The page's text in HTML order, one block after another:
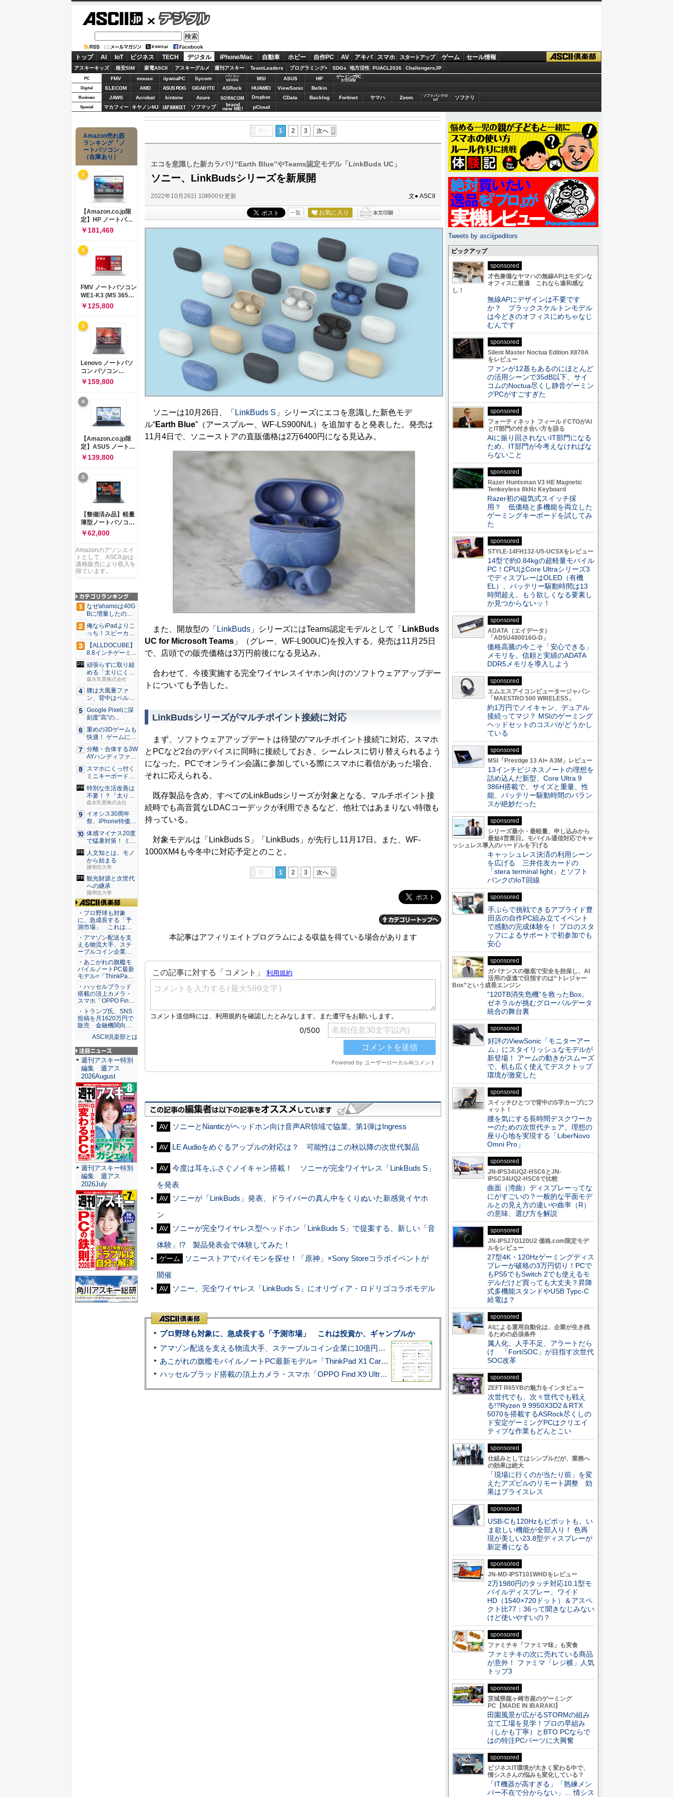
デジタル
トップ AI IoT ビジネス TECH デジタル iPhone/Mac 自動車 ホビー 自作PC AV アキバ スマホ スタートアップ ゲーム セール情報
アスキーキッズ 格安SIM 家電ASCII アスキーグルメ 週刊アスキー TeamLeaders プログラミング+ SDGs 地方活性 PUACL2026 ChallengersJP
PC FMV mouse iiyamaPC Sycom
パソコン
SEVEN
MSI ASUS HP ゲーミングPC
STORM
Digital ELECOM AMD ASUS ROG GIGABYTE ASRock HUAWEI ViewSonic Belkin
Business JAWS Acrobat kintone Azure SORACOM Dropbox CData Backlog Fortinet ヤマハ Zoom
ソフトバンクの
IoT
ソフクリ
Special マカフィー キヤノンMJ JAPANNEXT ソフマップ brand
new ME! pCloud
前へ 1 2 3 次へ
エコを意識した新カラバリ“Earth Blue”やTeams認定モデル「LinkBuds UC」
ソニー、LinkBudsシリーズを新展開
2022年10月26日 10時00分更新 文● ASCII
一覧 お気に入り
ソニーは10月26日、「 LinkBuds S 」シリーズにエコを意識した新色モデ
ル“Earth Blue”（アースブルー、WF-LS900N/L）を追加すると発表した。発売は
11月4日で、ソニーストアの直販価格は2万6400円になる見込み。
また、開放型の「 LinkBuds 」シリーズにはTeams認定モデルとして「 LinkBuds
UC for Microsoft Teams 」（グレー、WF-L900UC)を投入する。発売は11月25日
で、店頭での販売価格は3万円前後になる見込み。
合わせて、今後実施する完全ワイヤレスイヤホン向けのソフトウェアアップデー
トについても予告した。
LinkBudsシリーズがマルチポイント接続に対応
まず、ソフトウェアアップデートは待望の“マルチポイント接続”に対応。スマホ
とPCなど2台のデバイスに同時に接続しておき、シームレスに切り替えられるよう
になった。PCでオンライン会議に参加している際にスマホに着信があった場合、
それに応えられる。
既存製品を含め、すべてのLinkBudsシリーズが対象となる。マルチポイント接
続時でも高音質なLDACコーデックが利用できるなど、他社ではあまりない特徴も
持っている。
対象モデルは「LinkBuds S」「LinkBuds」が先行し11月17日。また、WF-
1000XM4も今冬中に対応予定とのこと。
前へ 1 2 3 次へ
本記事はアフィリエイトプログラムによる収益を得ている場合があります
AV ソニーとNianticがヘッドホン向け音声AR領域で協業。第1弾はIngress
AV LE Audioをめぐるアップルの対応は？ 可能性はこの秋以降の次世代製品
AV 今度は耳をふさぐノイキャン搭載！ ソニーが完全ワイヤレス「LinkBuds S」
を発表
AV
ソニーが「LinkBuds」発表、ドライバーの真ん中をくりぬいた新感覚イヤホ
ン
AV
ソニーが完全ワイヤレス型ヘッドホン「LinkBuds S」で提案する、新しい「音
体験」!? 製品発表会で体験してみた！
ゲーム
ソニーストアでパイモンを探せ！「原神」×Sony Storeコラボイベントが
開催
AV ソニー、完全ワイヤレス「LinkBuds S」にオリヴィア・ロドリゴコラボモデル
プロ野球も対象に、急成長する「予測市場」 これは投資か、ギャンブルか
アマゾン配送を支える物流大手、ステーブルコイン企業に10億円投資のワケ
あこがれの旗艦モバイルノートPC最新モデル=「ThinkPad X1 Carbon Gen 14 Aura Edition」実機レビュー
ハッセルブラッド搭載の頂上カメラ・スマホ「OPPO Find X9 Ultra」実写レビュー=プロが本気で徹底撮影しました!!
Amazon売れ筋
ランキング「ノ
ートパソコン」
（在庫あり）
1
【Amazon.co.jp限
定】HP ノートパソ
コン 15-fd 15.6イン
チ インテル Core 5
120U メモリ16GB
SSD512GB
Windows 11
Microsoft Office
2024搭載 WPS
Office搭載 カメラシ
ャッター 指紋認証 薄
型 Copilotキー搭載
ナチュラルシルバー
￥181,469
2
FMV ノートパソコン
WE1-K3 (MS 365
Personal/Copilotキ
ー搭載/Win 11/15.6
型/Core
i5/16GB/SSD
512GB/ホワイト)
FMVWK3E15W_AZ
￥125,800
3
Lenovo ノートパソ
コン パソコン
IdeaPad Slim 3 14.0
インチ AMD
Ryzen™ 5 8640HS
メモリ16GB
SSD512GB
Microsoft 365 試用
版 Windows11 バッ
テリー駆動12.6時間
重量1.39kg ルナグレ
ー 83K9003JJP ノー
トPC
￥159,800
4
【Amazon.co.jp限
定】ASUS ノートパ
ソコン Vivobook 15
M1502NAQ 15.6イ
ンチ AMD Ryzen 7
170 メモリ16GB
SSD 512GB
Microsoft 365
Personal (24か月版)
搭載 Windows 11 重
量1.7kg Wi-Fi 6E ク
ワイエットブルー
M1502NAQ-
￥139,800
5
【整備済み品】軽量
薄型ノートパソコン
dynabook G83 ■
13.3型
FHD(1920x1080) -
高性能第11世代Core
i5-1135G7 - メモリ
16GB - SSD 256GB
USB Type-C - MS
Office 2021 - Win11
搭載
￥62,800
Amazonのアソシエイ
トとして、ASCII.jpは
適格販売により収入を
得ています。
なぜahamoは40G
Bに増量したの
か ...
俺ならiPadよりこ
っち！スピーカー
9個...
【ALLDOCUBE】
8.8インチゲーミ...
頑張らずに取り組
める「太りにくい
カラダづ...
森永乳業株式会社
腰は大風量ファ
ン、背中はペルチ
ェ冷却。ダ...
Google Pixelに深
刻度"高"の...
重めの3Dゲームも
快適！ ゲームに強
いH...
分離・合体する3W
AYハンディファ
ン。置...
スマホにくっ付く
ミニキーボード！
触ってわ...
特別な生活改善は
不要！？「太りに
くいカラ...
森永乳業株式会社
イオシス30周年
祭、iPhone特価品
を...
体感マイナス20度
で猛暑対策！ ミズ
ノの...
人文知とは、モノ
から始まる
國學院大學
観光財源と次世代
への継承
國學院大學
ASCII倶楽部
・プロ野球も対象
に、急成長する「予
測市場」 これは…
・アマゾン配送を支
える物流大手、ステ
ーブルコイン企業…
・あこがれの旗艦モ
バイルノートPC最新
モデル=「ThinkPa…
・ハッセルブラッド
搭載の頂上カメラ・
スマホ「OPPO Fin…
・トランプ氏、SNS
投稿を月1620万円で
販売 金融機関向…
ASCII倶楽部とは
注目ニュース
週刊アスキー特別
編集 週アス
2026August
週刊アスキー特別
編集 週アス
2026July
Tweets by asciijpeditors
ピックアップ
sponsored
才色兼備なヤマハの無線APはモダンな
オフィスに最適 これなら違和感な
し！
無線APにデザインは不要です
か？ ブラックスケルトンモデル
は今どきのオフィスにめちゃなじ
むんです
sponsored
Silent Master Noctua Edition X870A
をレビュー
ファンが12基もあるのにほとんど
の活用シーンで35dB以下、サイ
コムのNoctua尽くし静音ゲーミン
グPCがすごすぎた
sponsored
フォーティネット フィールドCTOがAI
とIT部門の付き合い方を語る
AIに振り回されないIT部門になる
ため、IT部門が今考えなければな
らないこと
sponsored
Razer Huntsman V3 HE Magnetic
Tenkeyless 8kHz Keyboard
Razer初の磁気式スイッチ採
用？ 低価格と多機能を両立した
ゲーミングキーボードを試してみ
た
sponsored
STYLE-14FH132-U5-UCSXをレビュー
14型で約0.84kgの超軽量モバイル
PC！CPUはCore Ultraシリーズ3
でディスプレーはOLED（有機
EL）、バッテリー駆動時間は13
時間超え。もう欲しくなる要素し
か見つからないッ！
sponsored
ADATA（エイデータ）
「AD5U480016G-D」
価格高騰の今こそ「安心できる」
メモリを。信頼と実績のADATA
DDR5メモリを導入しよう
sponsored
エムエスアイコンピュータージャパン
「MAESTRO 500 WIRELESS」
約1万円でノイキャン、デュアル
接続ってマジ？ MSIのゲーミング
ヘッドセットのコスパがどうかし
ている
sponsored
MSI「Prestige 13 AI+ A3M」レビュー
13インチビジネスノートの理想を
詰め込んだ新型、Core Ultra 9
386H搭載で、サイズと重量、性
能、バッテリー駆動時間のバラン
スが絶妙だった
sponsored
シリーズ最小・最軽量、申し込みから
最短4営業日。モバイル通信対応でキャ
ッシュレス導入のハードルを下げる
キャッシュレス決済の利用シーン
を広げる 三井住友カードの
「stera terminal light」とソフト
バンクのIoT回線
sponsored
手ぶらで挑戦できるアプライド豊
田店の自作PC組み立てイベント
で感動の完成体験を！ プロのスタ
ッフによるサポートで初参加でも
安心
sponsored
ガバナンスの徹底で安全を担保し、AI
活用の促進で目指すのは“トレジャー
Box”という成長エンジン
“120TB消失危機”を救ったBox。
ゼネラルが挑むグローバルデータ
統合の舞台裏
sponsored
好評のViewSonic「モニターアー
ム」にスタイリッシュなモデルが
新登場！ アームの動きがスムーズ
で、机も広く使えてデスクトップ
環境が激変した
sponsored
スイッチひとつで背中のS字カーブにフ
ィット！
腰を気にする長時間デスクワーカ
ーのための次世代チェア。理想の
座り心地を実現する「LiberNovo
Omni Pro」
sponsored
JN-IPS34UQ2-HSC6とJN-
IPSC34UQ2-HSC6で比較
曲面（湾曲）ディスプレーってな
にがすごいの？一般的な平面モデ
ルとの見え方の違いや曲率（R）
の意味、選び方を解説
sponsored
JN-IPS27G120U2 価格.com限定モデ
ルをレビュー
27型4K・120Hzゲーミングディス
プレーが破格の3万円切り！PCで
もPS5でもSwitch 2でも使えるモ
デルだけど買っても大丈夫？昇降
式多機能スタンドやUSB Typc-C
給電は？
sponsored
AIによる運用自動化は、企業が生き残
るための必須条件
属人化、人手不足、アラートだら
け 「FortiSOC」が目指す次世代
SOC改革
sponsored
ZEFT R65YBの魅力をインタビュー
次世代でも、次々世代でも戦え
る!?Ryzen 9 9950X3D2＆RTX
5070を搭載するASRock尽くしの
ド安定ゲーミングPCはクリエイ
ティブな作業もどんとこい
sponsored
仕組みとしてはシンプルだが、業務へ
の効果は絶大
「現場に行くのが当たり前」を変
えたアズビルのリモート調整 効
果はプライスレス
sponsored
USB-Cも120Hzもピボットも。い
ま欲しい機能が全部入り！ 色再
現が美しい23.8型ディスプレーが
新定番になる
sponsored
JN-MD-IPST101WHDをレビュー
2万1980円のタッチ対応10.1型モ
バイルディスプレー、ワイド
HD（1540×720ドット）＆アスペ
クト比77：36って聞きなじみない
けど使いやすいの？
sponsored
ファミチキ「ファミマ味」も実食
ファミチキの次に売れている商品
が意外！ ファミマ「レジ横」人気
トップ3
sponsored
茨城県龍ヶ崎市産のゲーミング
PC【MADE IN IBARAKI】
田園風景が広がるSTORMの組み
立て工場を見学！プロの早組み
（しかも丁寧）とBTO PCならで
はの特注PCパーツに大興奮
sponsored
ビジネスIT環境が大きく変わる中で、
情シスさんの悩みも変化している？
「IT機器が高すぎる」「熟練メン
バー不在で分からない」… 情シス